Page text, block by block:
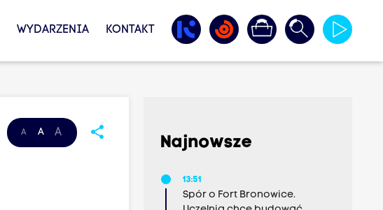
WYDARZENIA KONTAKT
A A A share
Najnowsze
13:51
Spór o Fort Bronowice.